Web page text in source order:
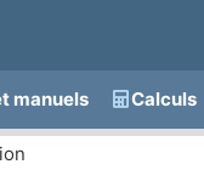
manuels Calculs